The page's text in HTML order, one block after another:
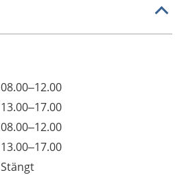
08.00–12.00
13.00–17.00
08.00–12.00
13.00–17.00
Stängt